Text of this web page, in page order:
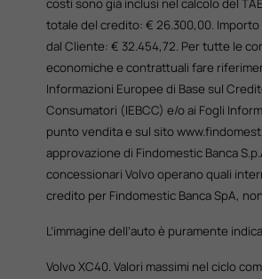
costi sono già inclusi nel calcolo del
totale del credito: € 26.300,00.
dal Cliente: € 32.454,72. Per tutte le
economiche e contrattuali fare
Informazioni Europee di Base sul
Consumatori (IEBCC) e/o ai Fogli
punto vendita e sul sito
approvazione di Findomestic Banca
concessionari Volvo operano quali
credito per Findomestic Banca SpA,
L’immagine dell’auto è puramente
Volvo XC40. Valori massimi nel ciclo